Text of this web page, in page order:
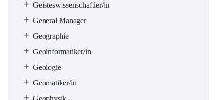
Geisteswissenschaftler/in
General Manager
Geographie
Geoinformatiker/in
Geologie
Geomatiker/in
Geophysik